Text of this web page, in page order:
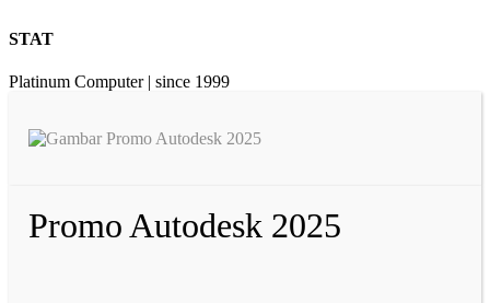
STAT
Platinum Computer | since 1999
Promo Autodesk 2025